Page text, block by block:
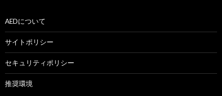
AEDについて
サイトポリシー
セキュリティポリシー
推奨環境